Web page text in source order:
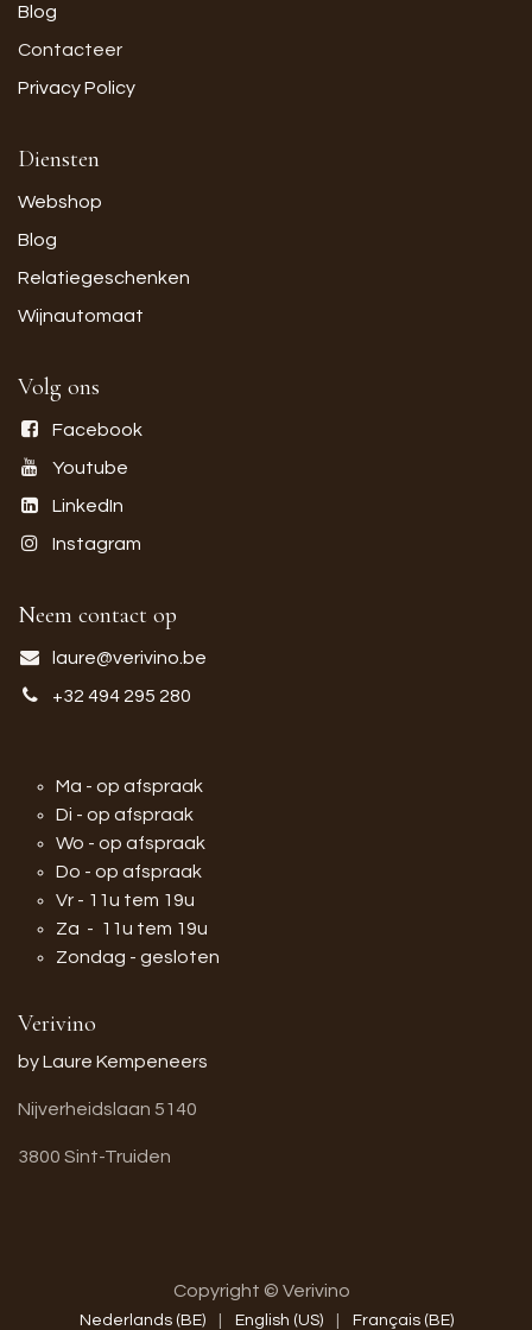
Blog
Contacteer
Privacy Policy
Diensten
Webshop
Blog
Relatiegeschenken
Wijnautomaat
Volg ons
Facebook
Youtube
LinkedIn
Instagram
Neem contact op
laure@verivino.be
+32 494 295 280
Ma - op afspraak
Di - op afspraak
Wo - op afspraak
Do - op afspraak
Vr - 11u tem 19u
Za - 11u tem 19u
Zondag - gesloten
Verivino
by Laure Kempeneers
Nijverheidslaan 5140
3800 Sint-Truiden
Copyright © Verivino
Nederlands (BE) English (US) Français (BE)